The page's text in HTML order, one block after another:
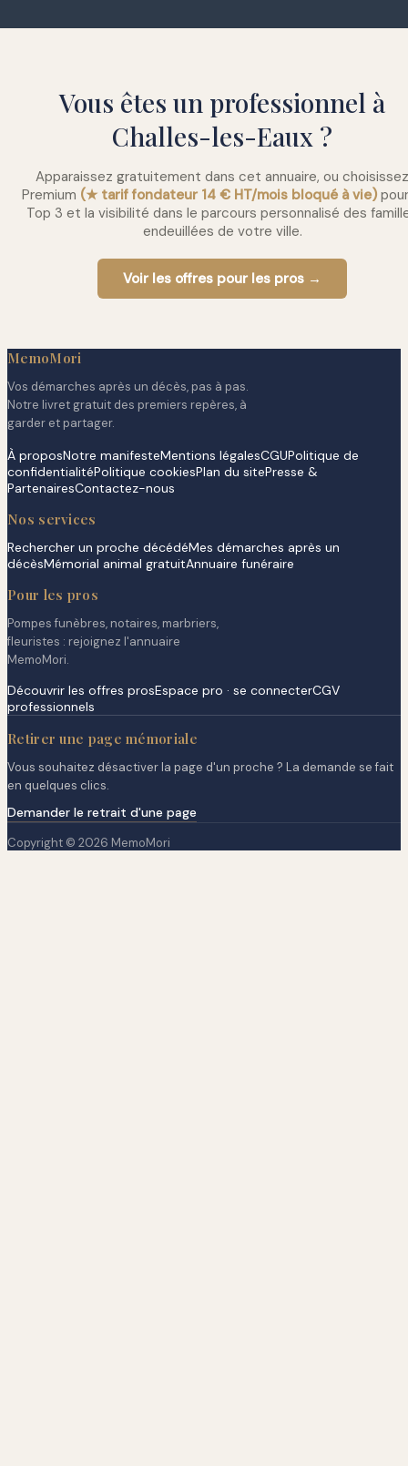
Vous êtes un professionnel à
Challes-les-Eaux ?
Apparaissez gratuitement dans cet annuaire, ou choisissez
Premium (★ tarif fondateur 14 € HT/mois bloqué à vie)
Top 3 et la visibilité dans le parcours personnalisé des
endeuillées de votre ville.
Voir les offres pour les pros →
MemoMori
Vos démarches après un décès, pas à pas.
Notre livret gratuit des premiers repères, à
garder et partager.
À proposNotre manifesteMentions légalesCGUPolitique de
confidentialitéPolitique cookiesPlan du sitePresse &
PartenairesContactez-nous
Nos services
Rechercher un proche décédéMes démarches après un
décèsMémorial animal gratuitAnnuaire funéraire
Pour les pros
Pompes funèbres, notaires, marbriers,
fleuristes : rejoignez l'annuaire
MemoMori.
Découvrir les offres prosEspace pro · se connecterCGV
professionnels
Retirer une page mémoriale
Vous souhaitez désactiver la page d'un proche ? La demande se fait
en quelques clics.
Demander le retrait d'une page
Copyright © 2026 MemoMori